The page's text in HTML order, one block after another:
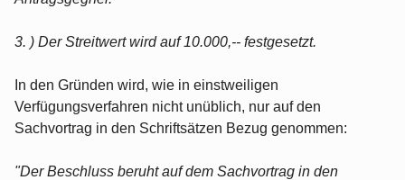
3. ) Der Streitwert wird auf 10.000,-- festgesetzt.
In den Gründen wird, wie in einstweiligen
Verfügungsverfahren nicht unüblich, nur auf den
Sachvortrag in den Schriftsätzen Bezug genommen:
"Der Beschluss beruht auf dem Sachvortrag in den